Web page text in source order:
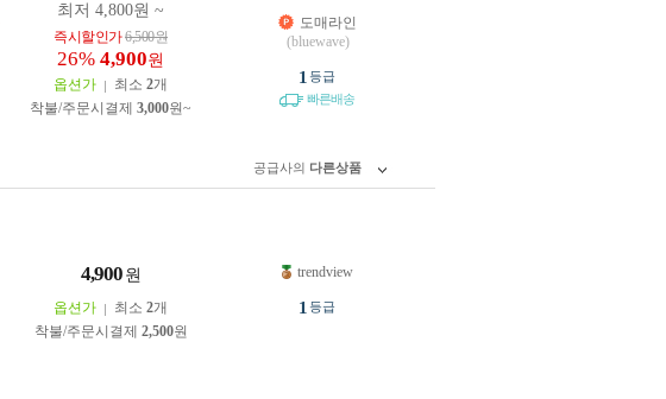
최저 4,800원 ~
즉시할인가6,500원
26% 4,900원
옵션가 최소 2개
착불/주문시결제 3,000원~
도매라인
(bluewave)
1 등급
빠른배송
공급사의 다른상품
4,900 원
옵션가 최소 2개
착불/주문시결제 2,500원
trendview
1 등급